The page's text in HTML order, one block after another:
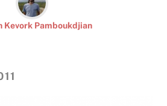
Kevork Pamboukdjian